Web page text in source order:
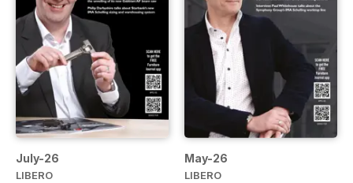
July-26
LIBERO
May-26
LIBERO